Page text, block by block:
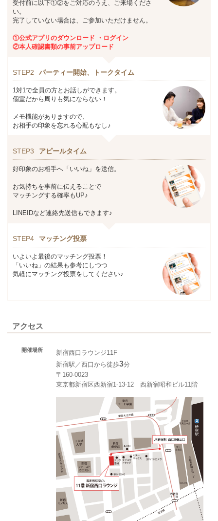
受付前に以下①②をご対応のうえ、ご来場くださ
い。
完了していない場合は、ご参加いただけません。
①公式アプリのダウンロード ・ログイン
②本人確認書類の事前アップロード
STEP2 パーティー開始、トークタイム
1対1で全員の方とお話しができます。
個室だから周りも気にならない！
メモ機能がありますので、
お相手の印象を忘れる心配もなし♪
STEP3 アピールタイム
好印象のお相手へ「いいね」を送信。
お気持ちを事前に伝えることで
マッチングする確率もUP♪
LINEIDなど連絡先送信もできます♪
STEP4 マッチング投票
いよいよ最後のマッチング投票！
「いいね」の結果も参考にしつつ
気軽にマッチング投票をしてください♪
アクセス
開催場所
新宿西口ラウンジ11F
新宿駅／西口から徒歩3分
〒160-0023
東京都新宿区西新宿1-13-12 西新宿昭和ビル11階